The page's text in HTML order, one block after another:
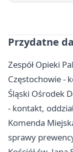
Przydatne
Zespół Opieki
Częstochowie -
Śląski Ośrodek
- kontakt,
Komenda
sprawy